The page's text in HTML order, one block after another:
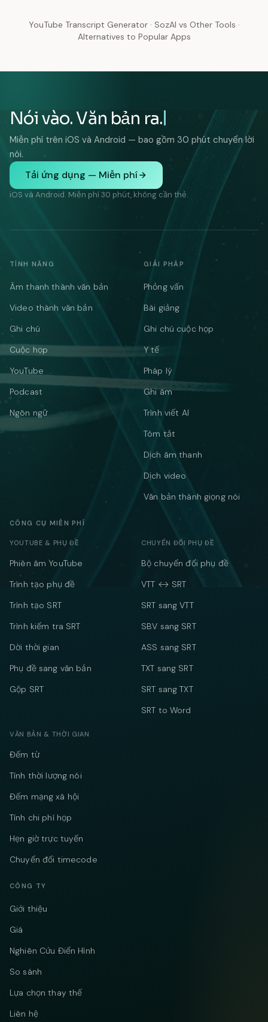
YouTube Transcript Generator· SozAI vs Other Tools ·
Alternatives to Popular Apps
Nói vào. Văn bản ra.
Miễn phí trên iOS và Android — bao gồm 30 phút chuyển lời
nói.
Tải ứng dụng — Miễn phí
iOS và Android. Miễn phí 30 phút, không cần thẻ.
TÍNH NĂNG
Âm thanh thành văn bản
Video thành văn bản
Ghi chú
Cuộc họp
YouTube
Podcast
Ngôn ngữ
GIẢI PHÁP
Phỏng vấn
Bài giảng
Ghi chú cuộc họp
Y tế
Pháp lý
Ghi âm
Trình viết AI
Tóm tắt
Dịch âm thanh
Dịch video
Văn bản thành giọng nói
CÔNG CỤ MIỄN PHÍ
YOUTUBE & PHỤ ĐỀ
Phiên âm YouTube
Trình tạo phụ đề
Trình tạo SRT
Trình kiểm tra SRT
Dời thời gian
Phụ đề sang văn bản
Gộp SRT
CHUYỂN ĐỔI PHỤ ĐỀ
Bộ chuyển đổi phụ đề
VTT ↔ SRT
SRT sang VTT
SBV sang SRT
ASS sang SRT
TXT sang SRT
SRT sang TXT
SRT to Word
VĂN BẢN & THỜI GIAN
Đếm từ
Tính thời lượng nói
Đếm mạng xã hội
Tính chi phí họp
Hẹn giờ trực tuyến
Chuyển đổi timecode
CÔNG TY
Giới thiệu
Giá
Nghiên Cứu Điển Hình
So sánh
Lựa chọn thay thế
Liên hệ